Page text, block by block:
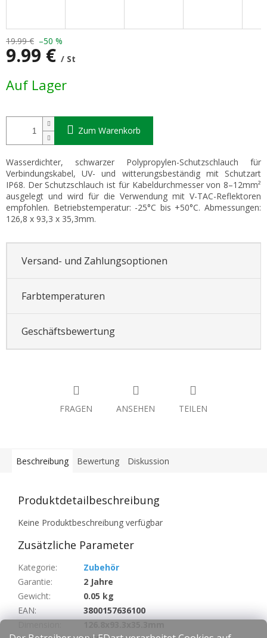
19.99 € –50 %
9.99 € / St
Auf Lager
Zum Warenkorb
Wasserdichter, schwarzer Polypropylen-Schutzschlauch für
Verbindungskabel, UV- und witterungsbeständig mit Schutzart
IP68. Der Schutzschlauch ist für Kabeldurchmesser von 8–12mm²
ausgelegt und wird für die Verwendung mit V-TAC-Reflektoren
empfohlen. Betriebstemperatur: -25°C bis +50°C. Abmessungen:
126,8 x 93,3 x 35,3mm.
Versand- und Zahlungsoptionen
Farbtemperaturen
Geschäftsbewertung
FRAGEN ANSEHEN TEILEN
Beschreibung Bewertung Diskussion
Produktdetailbeschreibung
Keine Produktbeschreibung verfügbar
Zusätzliche Parameter
Kategorie:
Zubehör
Garantie:
2 Jahre
Gewicht:
0.05 kg
EAN:
3800157636100